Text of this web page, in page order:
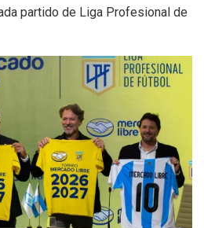
partido de Liga Profesional de